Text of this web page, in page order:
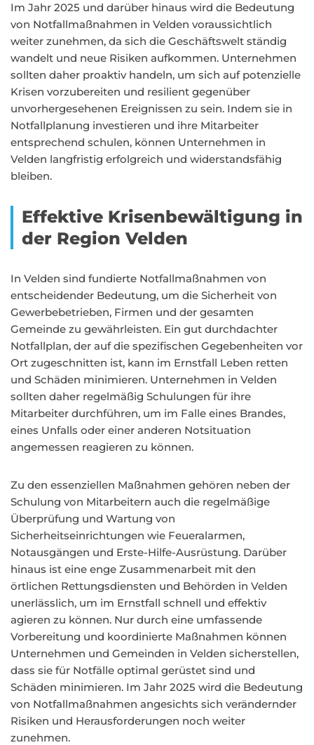
Im Jahr 2025 und darüber hinaus wird die Bedeutung
von Notfallmaßnahmen in Velden voraussichtlich
weiter zunehmen, da sich die Geschäftswelt ständig
wandelt und neue Risiken aufkommen. Unternehmen
sollten daher proaktiv handeln, um sich auf potenzielle
Krisen vorzubereiten und resilient gegenüber
unvorhergesehenen Ereignissen zu sein. Indem sie in
Notfallplanung investieren und ihre Mitarbeiter
entsprechend schulen, können Unternehmen in
Velden langfristig erfolgreich und widerstandsfähig
bleiben.
Effektive Krisenbewältigung in
der Region Velden
In Velden sind fundierte Notfallmaßnahmen von
entscheidender Bedeutung, um die Sicherheit von
Gewerbebetrieben, Firmen und der gesamten
Gemeinde zu gewährleisten. Ein gut durchdachter
Notfallplan, der auf die spezifischen Gegebenheiten vor
Ort zugeschnitten ist, kann im Ernstfall Leben retten
und Schäden minimieren. Unternehmen in Velden
sollten daher regelmäßig Schulungen für ihre
Mitarbeiter durchführen, um im Falle eines Brandes,
eines Unfalls oder einer anderen Notsituation
angemessen reagieren zu können.
Zu den essenziellen Maßnahmen gehören neben der
Schulung von Mitarbeitern auch die regelmäßige
Überprüfung und Wartung von
Sicherheitseinrichtungen wie Feueralarmen,
Notausgängen und Erste-Hilfe-Ausrüstung. Darüber
hinaus ist eine enge Zusammenarbeit mit den
örtlichen Rettungsdiensten und Behörden in Velden
unerlässlich, um im Ernstfall schnell und effektiv
agieren zu können. Nur durch eine umfassende
Vorbereitung und koordinierte Maßnahmen können
Unternehmen und Gemeinden in Velden sicherstellen,
dass sie für Notfälle optimal gerüstet sind und
Schäden minimieren. Im Jahr 2025 wird die Bedeutung
von Notfallmaßnahmen angesichts sich verändernder
Risiken und Herausforderungen noch weiter
zunehmen.